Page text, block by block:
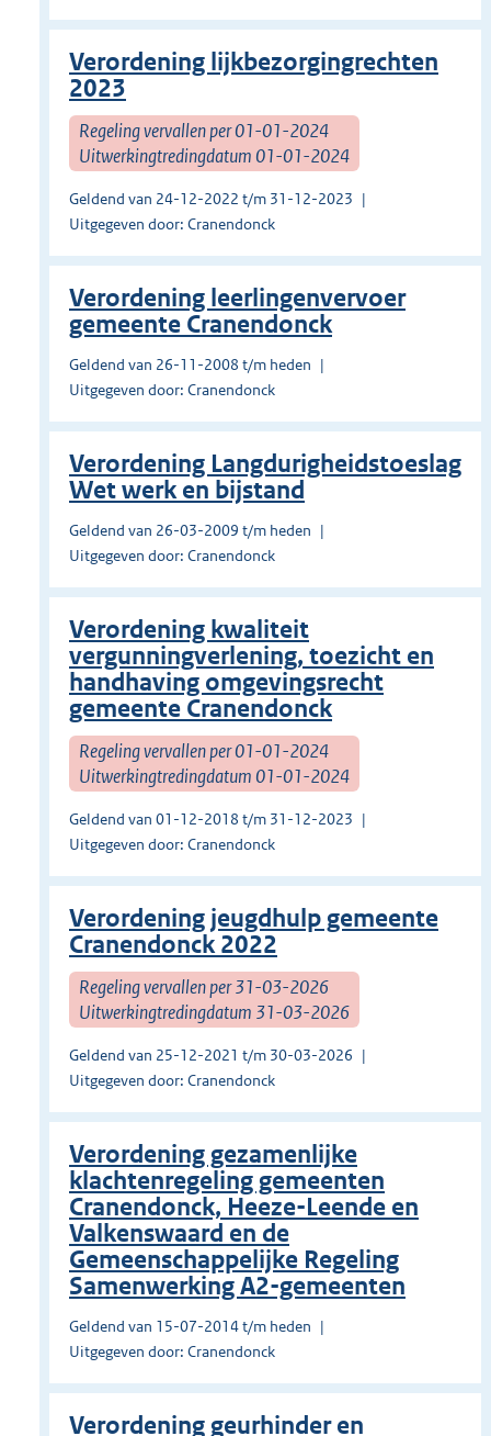
Verordening lijkbezorgingrechten
2023
Regeling vervallen per 01-01-2024
Uitwerkingtredingdatum 01-01-2024
Geldend van 24-12-2022 t/m 31-12-2023
Uitgegeven door: Cranendonck
Verordening leerlingenvervoer
gemeente Cranendonck
Geldend van 26-11-2008 t/m heden
Uitgegeven door: Cranendonck
Verordening Langdurigheidstoeslag
Wet werk en bijstand
Geldend van 26-03-2009 t/m heden
Uitgegeven door: Cranendonck
Verordening kwaliteit
vergunningverlening, toezicht en
handhaving omgevingsrecht
gemeente Cranendonck
Regeling vervallen per 01-01-2024
Uitwerkingtredingdatum 01-01-2024
Geldend van 01-12-2018 t/m 31-12-2023
Uitgegeven door: Cranendonck
Verordening jeugdhulp gemeente
Cranendonck 2022
Regeling vervallen per 31-03-2026
Uitwerkingtredingdatum 31-03-2026
Geldend van 25-12-2021 t/m 30-03-2026
Uitgegeven door: Cranendonck
Verordening gezamenlijke
klachtenregeling gemeenten
Cranendonck, Heeze-Leende en
Valkenswaard en de
Gemeenschappelijke Regeling
Samenwerking A2-gemeenten
Geldend van 15-07-2014 t/m heden
Uitgegeven door: Cranendonck
Verordening geurhinder en